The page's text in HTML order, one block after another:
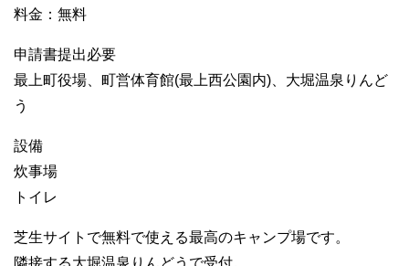
料金：無料
申請書提出必要
最上町役場、町営体育館(最上西公園内)、大堀温泉りんど
う
設備
炊事場
トイレ
芝生サイトで無料で使える最高のキャンプ場です。
隣接する大堀温泉りんどうで受付。